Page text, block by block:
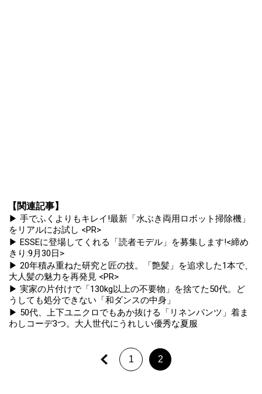
【関連記事】
▶ 手でふくよりもキレイ!最新「水ぶき両用ロボット掃除機」
をリアルにお試し <PR>
▶ ESSEに登場してくれる「読者モデル」を募集します!<締め
きり:9月30日>
▶ 20年積み重ねた研究と匠の技。「艶髪」を追求した1本で、
大人髪の魅力を再発見 <PR>
▶ 実家の片付けで「130kg以上の不要物」を捨てた50代。ど
うしても処分できない「和ダンスの中身」
▶ 50代、上下ユニクロでもあか抜ける「リネンパンツ」着ま
わしコーデ3つ。大人世代にうれしい優秀な夏服
1 2